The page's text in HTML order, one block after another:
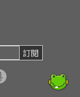
訂閱